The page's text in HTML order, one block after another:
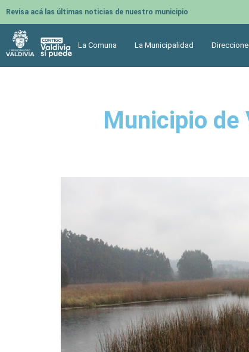
Revisa acá las últimas noticias de nuestro municipio
La Comuna La Municipalidad
Municipio de